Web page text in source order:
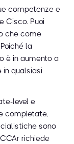
competenze e
Cisco. Puoi
che come
la
è in aumento a
qualsiasi
level e
completate,
sono
richiede